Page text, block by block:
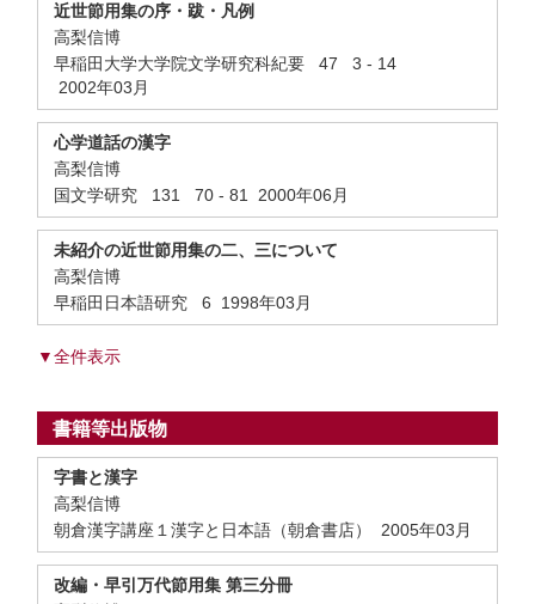
近世節用集の序・跋・凡例
高梨信博
早稲田大学大学院文学研究科紀要 47 3 - 14
2002年03月
心学道話の漢字
高梨信博
国文学研究 131 70 - 81 2000年06月
未紹介の近世節用集の二、三について
高梨信博
早稲田日本語研究 6 1998年03月
▼全件表示
書籍等出版物
字書と漢字
高梨信博
朝倉漢字講座１漢字と日本語（朝倉書店） 2005年03月
改編・早引万代節用集 第三分冊